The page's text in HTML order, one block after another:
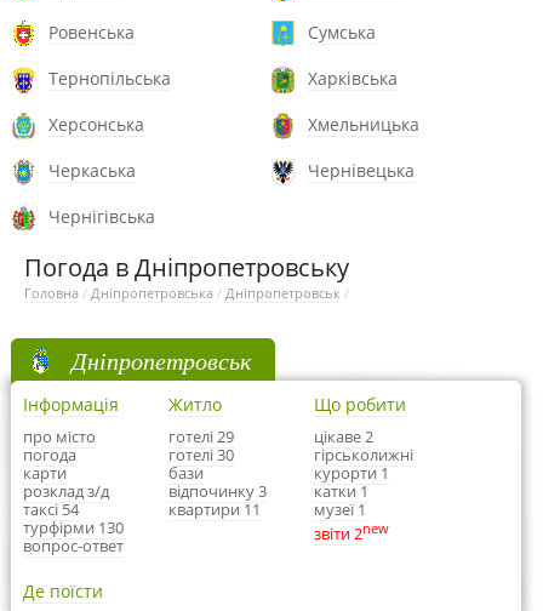
Ровенська
Сумська
Тернопільська
Харківська
Херсонська
Хмельницька
Черкаська
Чернівецька
Чернігівська
Погода в Дніпропетровську
Головна / Дніпропетровська / Дніпропетровськ /
Дніпропетровськ
Інформація
про місто
погода
карти
розклад з/д
таксі 54
турфірми 130
вопрос-ответ
Житло
готелі 29
готелі 30
бази
відпочинку 3
квартири 11
Що робити
цікаве 2
гірськолижні
курорти 1
катки 1
музеї 1
звіти 2new
Де поїсти